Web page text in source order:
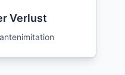
Verlust